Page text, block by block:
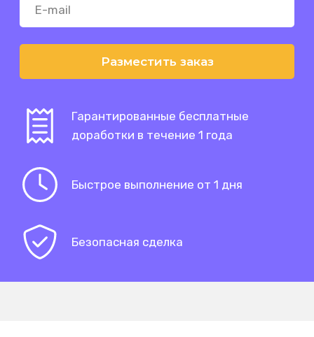
Разместить заказ
Гарантированные бесплатные
доработки в течение 1 года
Быстрое выполнение от 1 дня
Безопасная сделка